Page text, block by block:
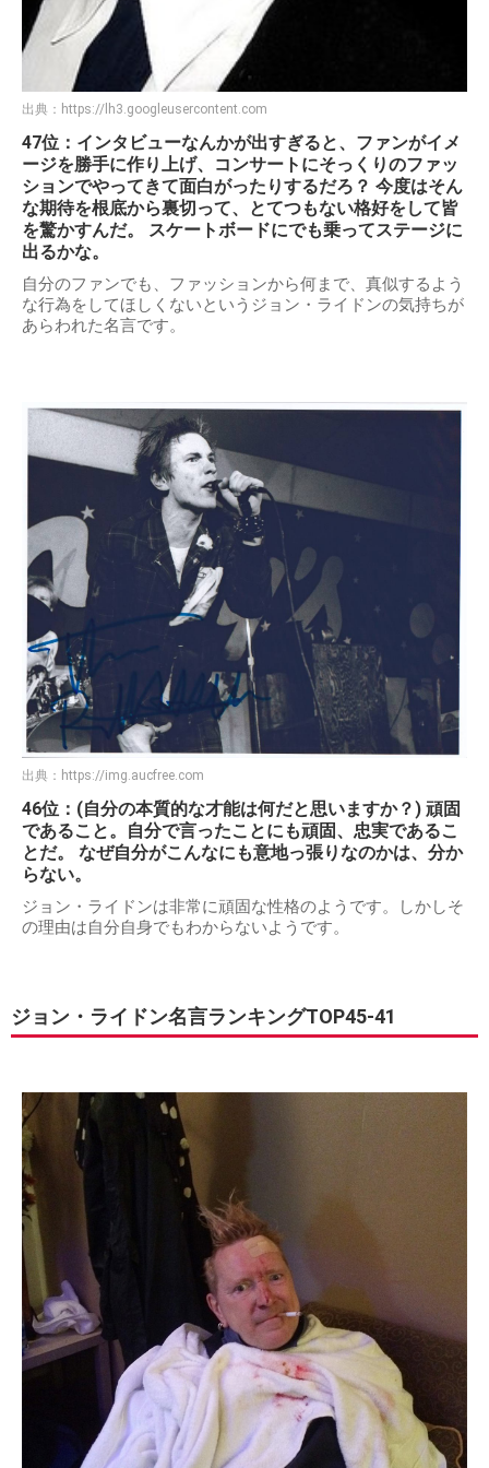
出典： https://lh3.googleusercontent.com
47位：インタビューなんかが出すぎると、ファンがイメ
ージを勝手に作り上げ、コンサートにそっくりのファッ
ションでやってきて面白がったりするだろ？ 今度はそん
な期待を根底から裏切って、とてつもない格好をして皆
を驚かすんだ。 スケートボードにでも乗ってステージに
出るかな。
自分のファンでも、ファッションから何まで、真似するよう
な行為をしてほしくないというジョン・ライドンの気持ちが
あらわれた名言です。
出典： https://img.aucfree.com
46位：(自分の本質的な才能は何だと思いますか？) 頑固
であること。自分で言ったことにも頑固、忠実であるこ
とだ。 なぜ自分がこんなにも意地っ張りなのかは、分か
らない。
ジョン・ライドンは非常に頑固な性格のようです。しかしそ
の理由は自分自身でもわからないようです。
ジョン・ライドン名言ランキングTOP45-41